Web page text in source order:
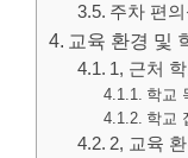
주차 편의
교육 환경 및
1, 근처
학교
학교
2, 교육